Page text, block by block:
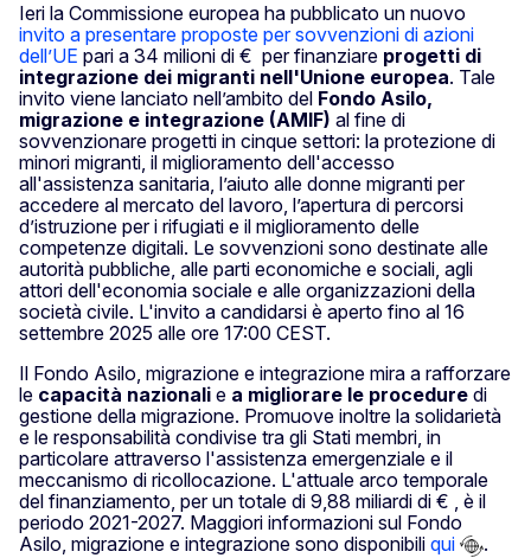
Ieri la Commissione europea ha pubblicato un nuovo
invito a presentare proposte per sovvenzioni di azioni
dell’UE pari a 34 milioni di € per finanziare progetti di
integrazione dei migranti nell'Unione europea. Tale
invito viene lanciato nell’ambito del Fondo Asilo,
migrazione e integrazione (AMIF) al fine di
sovvenzionare progetti in cinque settori: la protezione di
minori migranti, il miglioramento dell'accesso
all'assistenza sanitaria, l’aiuto alle donne migranti per
accedere al mercato del lavoro, l’apertura di percorsi
d’istruzione per i rifugiati e il miglioramento delle
competenze digitali. Le sovvenzioni sono destinate alle
autorità pubbliche, alle parti economiche e sociali, agli
attori dell'economia sociale e alle organizzazioni della
società civile. L'invito a candidarsi è aperto fino al 16
settembre 2025 alle ore 17:00 CEST.
Il Fondo Asilo, migrazione e integrazione mira a rafforzare
le capacità nazionali e a migliorare le procedure di
gestione della migrazione. Promuove inoltre la solidarietà
e le responsabilità condivise tra gli Stati membri, in
particolare attraverso l'assistenza emergenziale e il
meccanismo di ricollocazione. L'attuale arco temporale
del finanziamento, per un totale di 9,88 miliardi di € , è il
periodo 2021-2027. Maggiori informazioni sul Fondo
Asilo, migrazione e integrazione sono disponibili qui
.